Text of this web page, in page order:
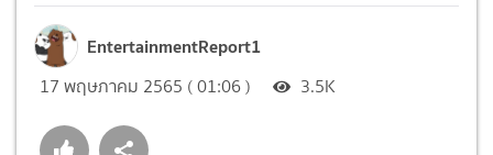
EntertainmentReport1
17 พฤษภาคม 2565 ( 01:06 ) 3.5K